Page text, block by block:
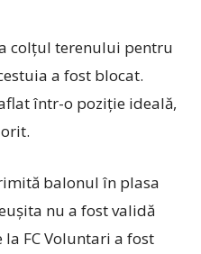
colțul terenului pentru
a fost blocat.
într-o poziție ideală,
balonul în plasa
nu a fost validă
FC Voluntari a fost